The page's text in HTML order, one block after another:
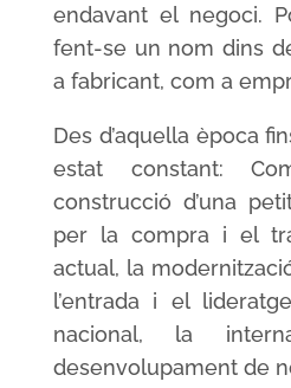
endavant el negoci.
fent-se un nom dins
a fabricant, com a
Des d’aquella època
estat constant:
construcció d’una
per la compra i el
actual, la
l’entrada i el
nacional, la
desenvolupament de